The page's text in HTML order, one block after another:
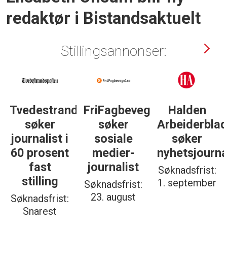
redaktør i Bistandsaktuelt
Stillingsannonser:
Tvedestrandsposten
søker
journalist i
60 prosent
fast
stilling
Søknadsfrist:
Snarest
FriFagbevegelse
søker
sosiale
medier-
journalist
Søknadsfrist:
23. august
Halden
Arbeiderblad
søker
Søknadsfrist:
1. september